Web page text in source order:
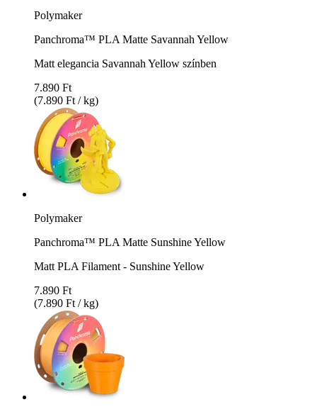
Polymaker
Panchroma™ PLA Matte Savannah Yellow
Matt elegancia Savannah Yellow színben
7.890 Ft
(7.890 Ft / kg)
Polymaker
Panchroma™ PLA Matte Sunshine Yellow
Matt PLA Filament - Sunshine Yellow
7.890 Ft
(7.890 Ft / kg)